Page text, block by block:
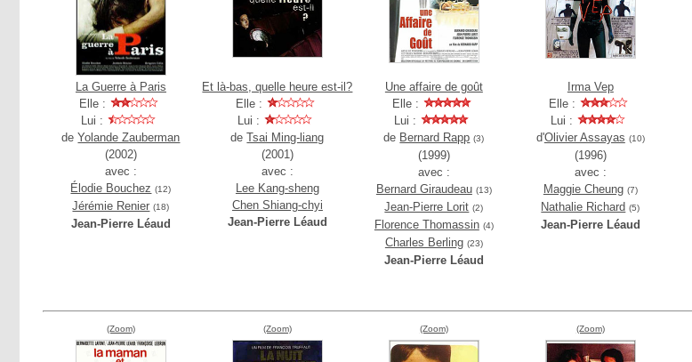
La Guerre à Paris
Elle :
Lui :
deYolande Zauberman
(2002)
avec :
Élodie Bouchez (12)
Jérémie Renier (18)
Jean-Pierre Léaud
Et là-bas, quelle heure est-il?
Elle :
Lui :
deTsai Ming-liang
(2001)
avec :
Lee Kang-sheng
Chen Shiang-chyi
Jean-Pierre Léaud
Une affaire de goût
Elle :
Lui :
de Bernard Rapp (3)
(1999)
avec :
Bernard Giraudeau (13)
Jean-Pierre Lorit (2)
Florence Thomassin (4)
Charles Berling (23)
Jean-Pierre Léaud
Irma Vep
Elle :
Lui :
d'Olivier Assayas (10)
(1996)
avec :
Maggie Cheung (7)
Nathalie Richard (5)
Jean-Pierre Léaud
(Zoom) (Zoom) (Zoom) (Zoom)